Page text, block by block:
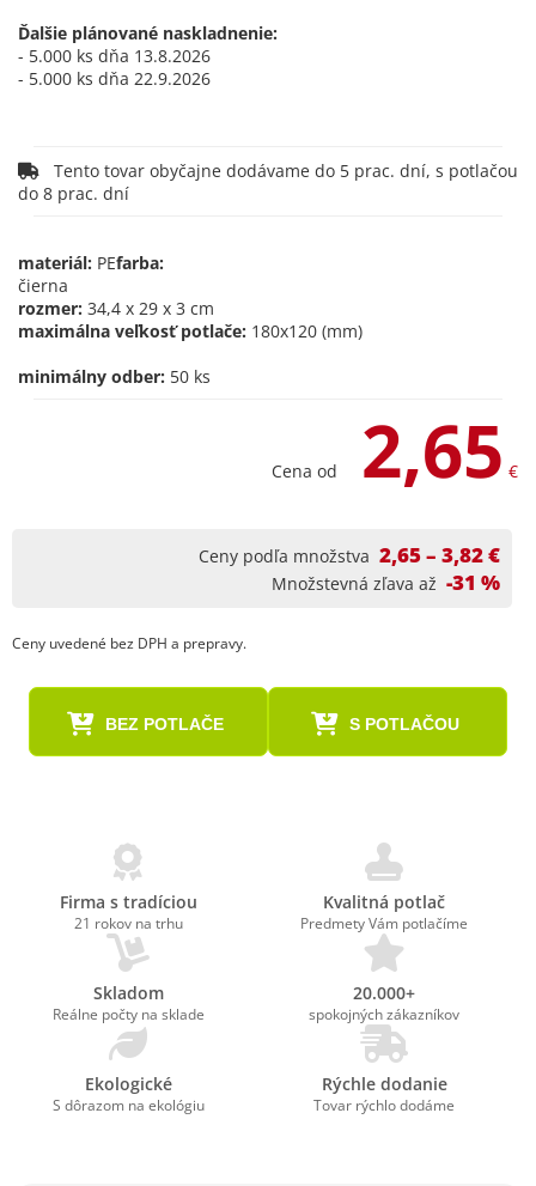
Ďalšie plánované naskladnenie:
- 5.000 ks dňa 13.8.2026
- 5.000 ks dňa 22.9.2026
Tento tovar obyčajne dodávame do 5 prac. dní, s potlačou
do 8 prac. dní
materiál: PEfarba:
čierna
rozmer: 34,4 x 29 x 3 cm
maximálna veľkosť potlače: 180x120 (mm)
minimálny odber: 50 ks
Cena od 2,65 €
Ceny podľa množstva 2,65 – 3,82 €
Množstevná zľava až -31 %
Ceny uvedené bez DPH a prepravy.
BEZ POTLAČE S POTLAČOU
Firma s tradíciou
21 rokov na trhu
Kvalitná potlač
Predmety Vám potlačíme
Skladom
Reálne počty na sklade
20.000+
spokojných zákazníkov
Ekologické
S dôrazom na ekológiu
Rýchle dodanie
Tovar rýchlo dodáme